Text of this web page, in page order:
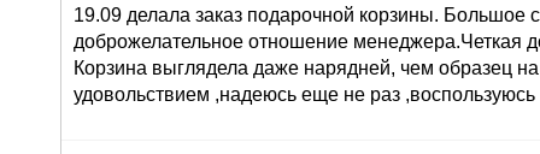
19.09 делала заказ подарочной корзины. Большое
доброжелательное отношение менеджера.Четкая
Корзина выглядела даже нарядней, чем образец
удовольствием ,надеюсь еще не раз